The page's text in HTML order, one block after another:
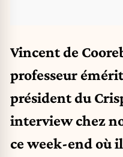
Vincent de
professeur
président du
interview chez
ce week-end où